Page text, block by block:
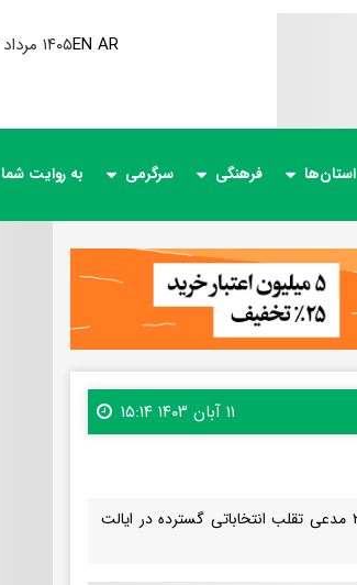
۱۴۰۵ مرداد ۱۷, شنبهEN AR
استان‌ها فرهنگی سرگرمی به روایت شما
۱۱ آبان ۱۴۰۳ ۱۵:۱۴
دونالد ترامپ کاندیدای جمهوری خواهان در انتخابات ریاست جمهوری ۲۰۲۴ مدعی تقلب انتخاباتی گسترده در ایالت